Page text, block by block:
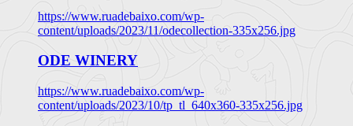
https://www.ruadebaixo.com/wp-
content/uploads/2023/11/odecollection-335x256.jpg
ODE WINERY
https://www.ruadebaixo.com/wp-
content/uploads/2023/10/tp_tl_640x360-335x256.jpg